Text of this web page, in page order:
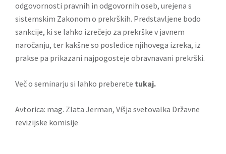
odgovornosti pravnih in odgovornih oseb, urejena s
sistemskim Zakonom o prekrških. Predstavljene bodo
sankcije, ki se lahko izrečejo za prekrške v javnem
naročanju, ter kakšne so posledice njihovega izreka, iz
prakse pa prikazani najpogosteje obravnavani prekrški.
Več o seminarju si lahko preberete tukaj.
Avtorica: mag. Zlata Jerman, Višja svetovalka Državne
revizijske komisije